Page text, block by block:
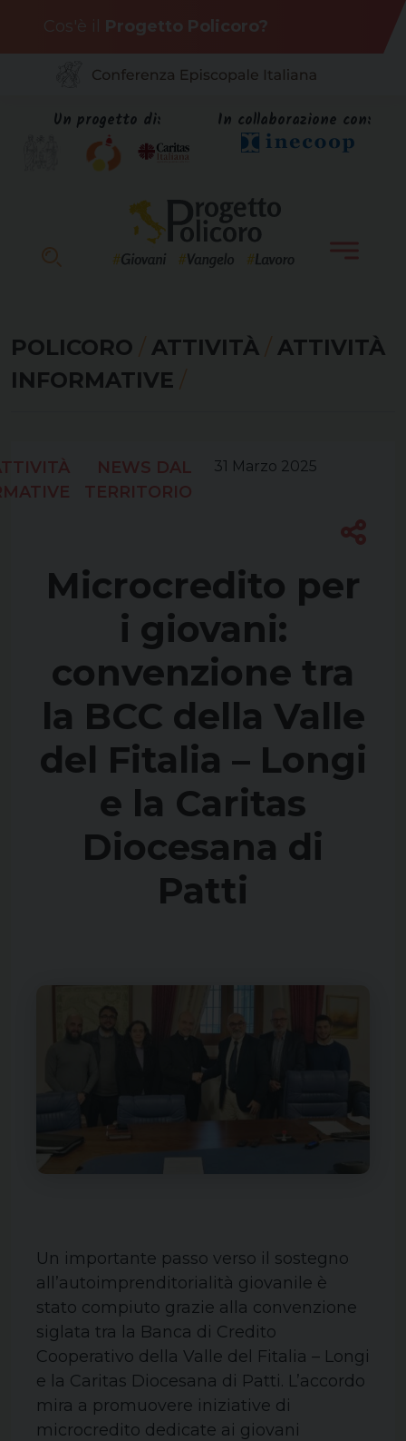
content
Cos'è il Progetto Policoro?
Un progetto di: In collaborazione con:
POLICORO / ATTIVITÀ / ATTIVITÀ
INFORMATIVE /
NEWS DAL
TERRITORIO
31 Marzo 2025
Microcredito per
i giovani:
convenzione tra
la BCC della Valle
del Fitalia – Longi
e la Caritas
Diocesana di
Patti
Un importante passo verso il sostegno
all’autoimprenditorialità giovanile è
stato compiuto grazie alla convenzione
siglata tra la Banca di Credito
Cooperativo della Valle del Fitalia – Longi
e la Caritas Diocesana di Patti. L’accordo
mira a promuovere iniziative di
microcredito dedicate ai giovani